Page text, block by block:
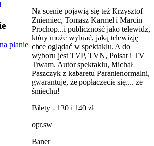
planie
Na scenie pojawią się też Krzysztof
Zniemiec, Tomasz Karmel i Marcin
Prochop...i publiczność jako telewidz,
który może wybrać, jaką telewizję
chce oglądać w spektaklu. A do
wyboru jest TVP, TVN, Polsat i TV
Trwam. Autor spektaklu, Michał
Paszczyk z kabaretu Paranienormalni,
gwarantuje, że popłaczecie się.... ze
śmiechu!
Bilety - 130 i 140 zł
opr.sw
Baner